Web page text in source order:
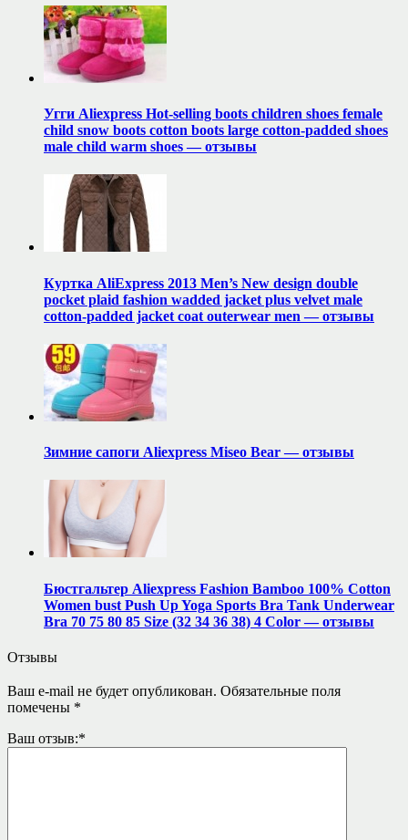
Угги Aliexpress Hot-selling boots children shoes female
child snow boots cotton boots large cotton-padded shoes
male child warm shoes — отзывы
Куртка AliExpress 2013 Men’s New design double
pocket plaid fashion wadded jacket plus velvet male
cotton-padded jacket coat outerwear men — отзывы
Зимние сапоги Aliexpress Miseo Bear — отзывы
Бюстгальтер Aliexpress Fashion Bamboo 100% Cotton
Women bust Push Up Yoga Sports Bra Tank Underwear
Bra 70 75 80 85 Size (32 34 36 38) 4 Color — отзывы
Отзывы
Ваш e-mail не будет опубликован. Обязательные поля
помечены *
Ваш отзыв:*